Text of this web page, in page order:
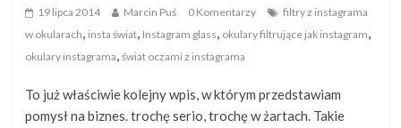
19 lipca 2014 Marcin Puś 0 Komentarzy
filtry z instagrama
w okularach, insta świat, Instagram glass, okulary filtrujące jak instagram,
okulary instagrama,świat oczami z instagrama
To już właściwie kolejny wpis, w którym przedstawiam
pomysł na biznes. trochę serio, trochę w żartach. Takie